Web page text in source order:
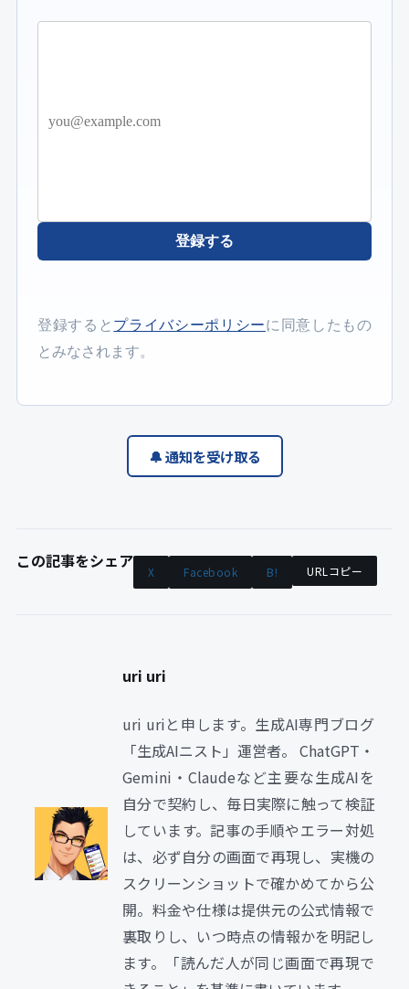
登録する
登録すると プライバシーポリシーに同意したもの
とみなされます。
🔔 通知を受け取る
この記事をシェア X Facebook B! URLコピー
uri uri
uri uriと申します。生成AI専門ブログ
「生成AIニスト」運営者。 ChatGPT・
Gemini・Claudeなど主要な生成AIを
自分で契約し、毎日実際に触って検証
しています。記事の手順やエラー対処
は、必ず自分の画面で再現し、実機の
スクリーンショットで確かめてから公
開。料金や仕様は提供元の公式情報で
裏取りし、いつ時点の情報かを明記し
ます。「読んだ人が同じ画面で再現で